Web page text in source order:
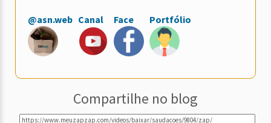
@asn.web Canal Face Portfólio
Compartilhe no blog